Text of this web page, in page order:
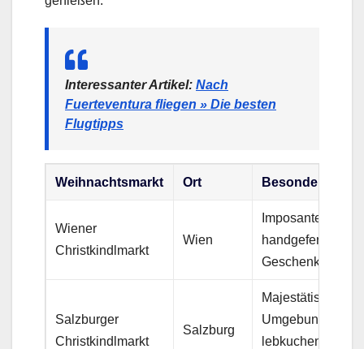
Interessanter Artikel: Nach
Fuerteventura fliegen » Die besten
Flugtipps
Weihnachtsmarkt Ort Besonderheiten
Wiener
Christkindlmarkt
Wien
Imposante
handgefertigte
Geschenke,
Salzburger
Christkindlmarkt
Salzburg
Majestätische
Umgebung,